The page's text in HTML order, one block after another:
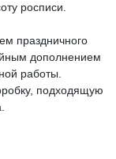
росписи.
праздничного
дополнением
работы.
подходящую